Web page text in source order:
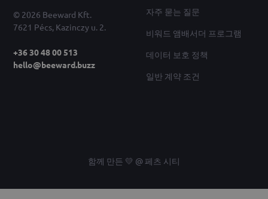
© 2026 Beeward Kft.
7621 Pécs, Kazinczy u. 2.
+36 30 48 00 513
hello@beeward.buzz
자주 묻는 질문
비워드 앰배서더 프로그램
데이터 보호 정책
일반 계약 조건
함께 만든 💛 @ 페츠 시티